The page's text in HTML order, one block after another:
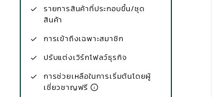
รายการสินค้าที่ประกอบขึ้น/ชุด
สินค้า
การเข้าถึงเฉพาะสมาชิก
ปรับแต่งเวิร์กโฟลว์ธุรกิจ
การช่วยเหลือในการเริ่มต้นโดยผู้
เชี่ยวชาญฟรี